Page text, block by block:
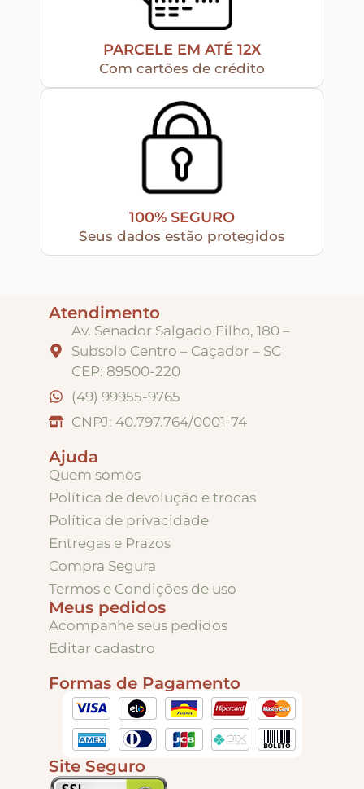
Base para Artesanato – Primers – Gesso
Envelhecedores
Ferragens
Pezinhos
Puxadores e Fechos
Dobradiças – Ganchos – Diversos
Ferramentas
Contato
PARCELE EM ATÉ 12X
Com cartões de crédito
100% SEGURO
Seus dados estão protegidos
Atendimento
Av. Senador Salgado Filho, 180 –
Subsolo Centro – Caçador – SC
CEP: 89500-220
(49) 99955-9765
CNPJ: 40.797.764/0001-74
Ajuda
Quem somos
Política de devolução e trocas
Política de privacidade
Entregas e Prazos
Compra Segura
Termos e Condições de uso
Meus pedidos
Acompanhe seus pedidos
Editar cadastro
Formas de Pagamento
Site Seguro